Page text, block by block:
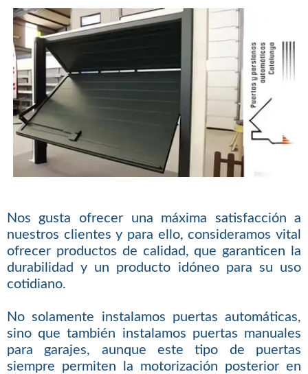
Nos gusta ofrecer una máxima satisfacción a
nuestros clientes y para ello, consideramos vital
ofrecer productos de calidad, que garanticen la
durabilidad y un producto idóneo para su uso
cotidiano.
No solamente instalamos puertas automáticas,
sino que también instalamos puertas manuales
para garajes, aunque este tipo de puertas
siempre permiten la motorización posterior en